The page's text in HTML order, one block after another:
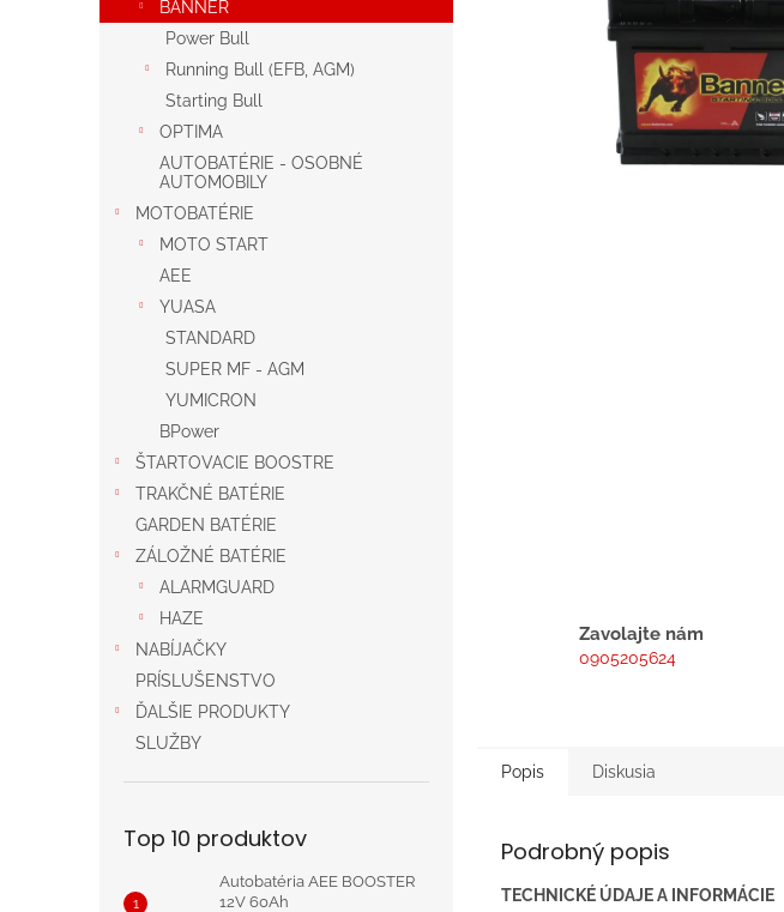
BANNER
Power Bull
Running Bull (EFB, AGM)
Starting Bull
OPTIMA
AUTOBATÉRIE - OSOBNÉ
AUTOMOBILY
MOTOBATÉRIE
MOTO START
AEE
YUASA
STANDARD
SUPER MF - AGM
YUMICRON
BPower
ŠTARTOVACIE BOOSTRE
TRAKČNÉ BATÉRIE
GARDEN BATÉRIE
ZÁLOŽNÉ BATÉRIE
ALARMGUARD
HAZE
NABÍJAČKY
PRÍSLUŠENSTVO
ĎALŠIE PRODUKTY
SLUŽBY
Top 10 produktov
Autobatéria AEE BOOSTER
12V 60Ah
Zavolajte nám
0905205624
Popis Diskusia
Podrobný popis
TECHNICKÉ ÚDAJE A INFORMÁCIE